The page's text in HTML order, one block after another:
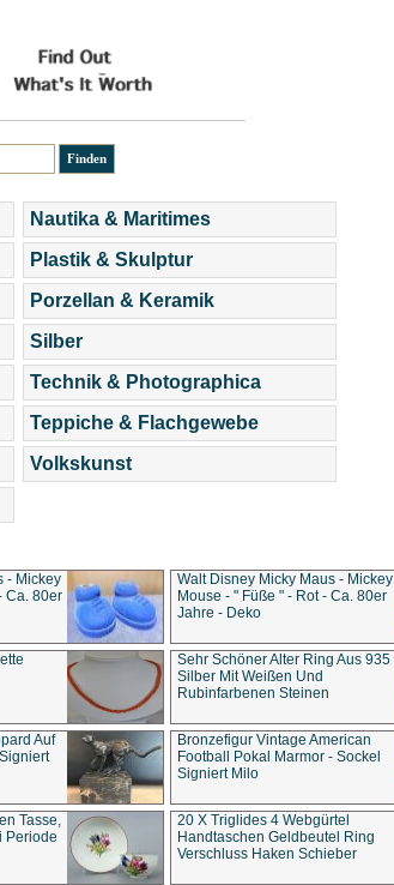
Nautika & Maritimes
Plastik & Skulptur
Porzellan & Keramik
Silber
Technik & Photographica
Teppiche & Flachgewebe
Volkskunst
- Mickey
Ca. 80er
Walt Disney Micky Maus - Mickey
Mouse - " Füße " - Rot - Ca. 80er
Jahre - Deko
Sehr Schöner Alter Ring Aus 935
Silber Mit Weißen Und
Rubinfarbenen Steinen
Auf
Bronzefigur Vintage American
Football Pokal Marmor - Sockel
Signiert Milo
Tasse,
Periode
20 X Triglides 4 Webgürtel
Handtaschen Geldbeutel Ring
Verschluss Haken Schieber